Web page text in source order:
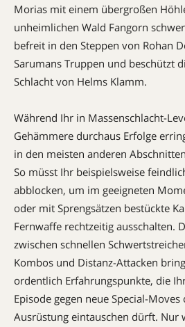
Morias mit einem übergroßen
unheimlichen Wald Fangorn
befreit in den Steppen von Rohan
Sarumans Truppen und beschützt
Schlacht von Helms Klamm.
Während Ihr in Massenschlacht-
Gehämmere durchaus Erfolge
in den meisten anderen
So müsst Ihr beispielsweise
abblocken, um im geeigneten
oder mit Sprengsätzen bestückte
Fernwaffe recht­zeitig ausschalten.
zwischen schnellen
Kombos und Dis­tanz-Attacken
ordentlich Erfahrungspunkte, die
Episode gegen neue Special-Moves
Ausrüstung eintauschen dürft. Nur